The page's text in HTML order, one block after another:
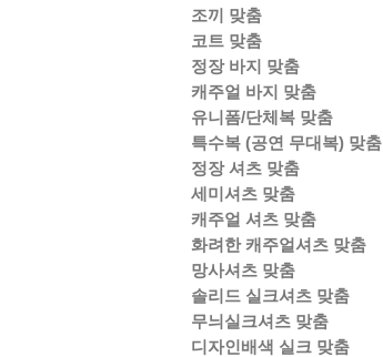
조끼 맞춤
코트 맞춤
정장 바지 맞춤
캐주얼 바지 맞춤
유니폼/단체복 맞춤
특수복 (공연 무대복) 맞춤
정장 셔츠 맞춤
세미셔츠 맞춤
캐주얼 셔츠 맞춤
화려한 캐주얼셔츠 맞춤
망사셔츠 맞춤
솔리드 실크셔츠 맞춤
무늬실크셔츠 맞춤
디자인배색 실크 맞춤